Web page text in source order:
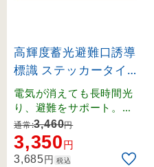
高輝度蓄光避難口誘導
標識 ステッカータイプ
蓄光LE-18シリーズ 右
矢印 (71801)
電気が消えても長時間光
り、避難をサポート。離
けい紙をはがして貼るだ
けの便利なステッカータ
イプです。
通常:3,460円
3,350円
3,685円 税込